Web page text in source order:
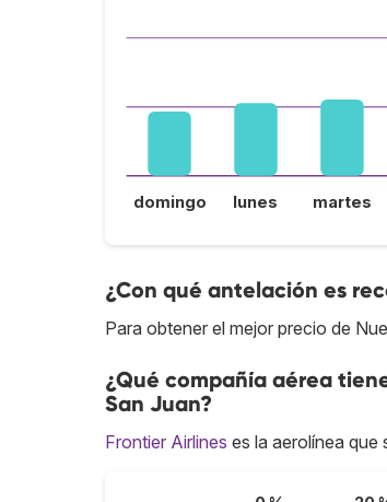
domingo lunes martes
¿Con qué antelación es
Para obtener el mejor precio de
¿Qué compañía aérea
San Juan?
Frontier Airlines es la aerolínea que